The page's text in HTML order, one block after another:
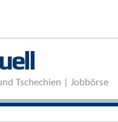
Tschechien | Jobbörse